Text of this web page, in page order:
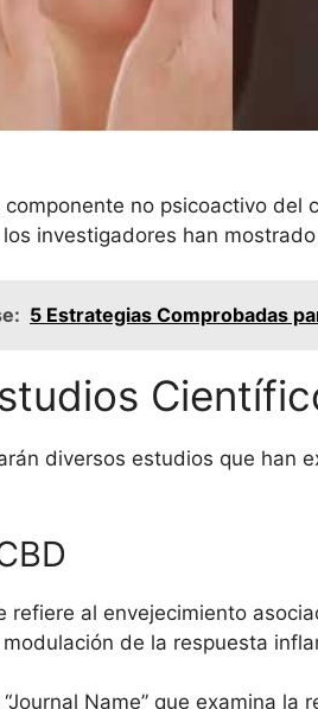
componente no psicoactivo del
investigadores han
5 Estrategias Comprobadas
diversos estudios que han
refiere al envejecimiento
de la respuesta
Name” que examina